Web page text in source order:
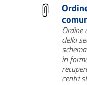
Ordine
della
in
centri